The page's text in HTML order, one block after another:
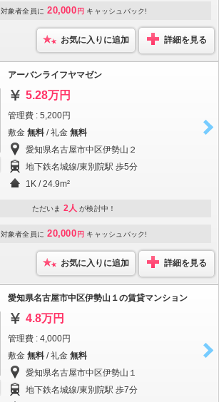
対象者全員に 20,000 円 キャッシュバック!
お気に入りに追加 詳細を見る
アーバンライフヤマゼン
5.28万円
管理費 : 5,200円
敷金 無料 / 礼金 無料
愛知県名古屋市中区伊勢山２
地下鉄名城線/東別院駅 歩5分
1K / 24.9m²
ただいま 2人 が検討中！
対象者全員に 20,000 円 キャッシュバック!
お気に入りに追加 詳細を見る
愛知県名古屋市中区伊勢山１の賃貸マンション
4.8万円
管理費 : 4,000円
敷金 無料 / 礼金 無料
愛知県名古屋市中区伊勢山１
地下鉄名城線/東別院駅 歩7分